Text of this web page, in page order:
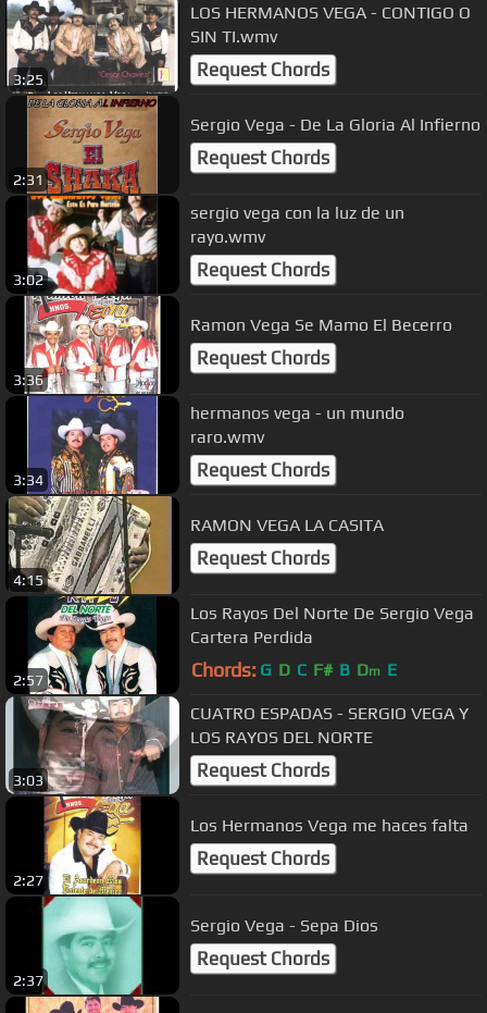
3:25
LOS HERMANOS VEGA - CONTIGO O
SIN TI.wmv
Request Chords
2:31
Sergio Vega - De La Gloria Al Infierno
Request Chords
3:02
sergio vega con la luz de un
rayo.wmv
Request Chords
3:36
Ramon Vega Se Mamo El Becerro
Request Chords
3:34
hermanos vega - un mundo
raro.wmv
Request Chords
4:15
RAMON VEGA LA CASITA
Request Chords
2:57
Los Rayos Del Norte De Sergio Vega
Cartera Perdida
Chords: G D C F# B Dm E
3:03
CUATRO ESPADAS - SERGIO VEGA Y
LOS RAYOS DEL NORTE
Request Chords
2:27
Los Hermanos Vega me haces falta
Request Chords
2:37
Sergio Vega - Sepa Dios
Request Chords